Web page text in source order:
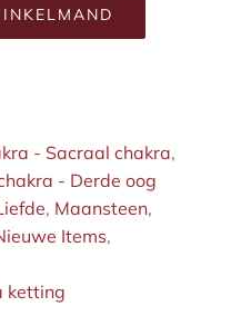
- Sacraal chakra,
- Derde oog
, Maansteen,
Items,
ketting